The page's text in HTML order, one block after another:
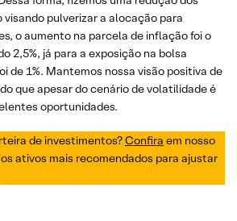
visando pulverizar a alocação para
o aumento na parcela de inflação foi o
2,5%, já para a exposição na bolsa
de 1%. Mantemos nossa visão positiva de
que apesar do cenário de volatilidade é
oportunidades.
de investimentos?Confira em nosso
ativos mais recomendados para ajustar